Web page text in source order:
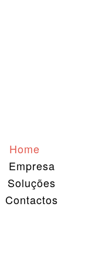
Home
Empresa
Soluções
Contactos